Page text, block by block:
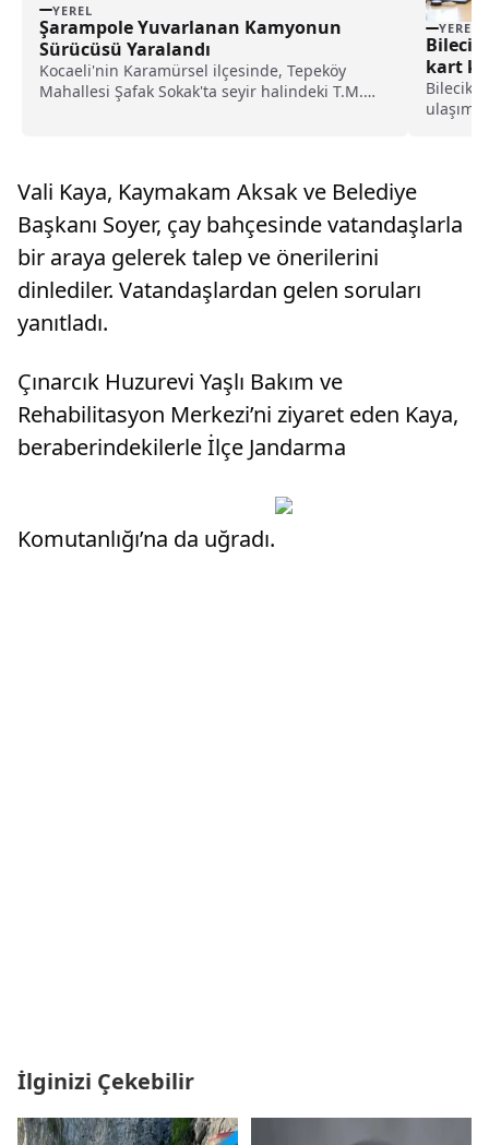
YEREL
Şarampole Yuvarlanan Kamyonun
Sürücüsü Yaralandı
Kocaeli'nin Karamürsel ilçesinde, Tepeköy
Mahallesi Şafak Sokak'ta seyir halindeki T.M.
YEREL
kart
Bilecik
ulaşım
Vali Kaya, Kaymakam Aksak ve Belediye
Başkanı Soyer, çay bahçesinde vatandaşlarla
bir araya gelerek talep ve önerilerini
dinlediler. Vatandaşlardan gelen soruları
yanıtladı.
Çınarcık Huzurevi Yaşlı Bakım ve
Rehabilitasyon Merkezi’ni ziyaret eden Kaya,
beraberindekilerle İlçe Jandarma
Komutanlığı’na da uğradı.
İlginizi Çekebilir